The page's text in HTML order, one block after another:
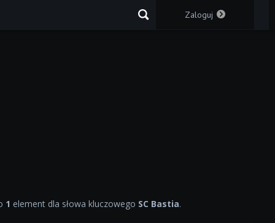
Zaloguj
1 element dla słowa kluczowego SC Bastia.